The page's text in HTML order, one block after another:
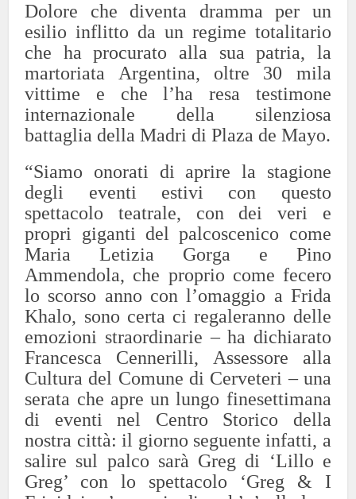
Dolore che diventa dramma per un
esilio inflitto da un regime totalitario
che ha procurato alla sua patria, la
martoriata Argentina, oltre 30 mila
vittime e che l’ha resa testimone
internazionale della silenziosa
battaglia della Madri di Plaza de Mayo.
“Siamo onorati di aprire la stagione
degli eventi estivi con questo
spettacolo teatrale, con dei veri e
propri giganti del palcoscenico come
Maria Letizia Gorga e Pino
Ammendola, che proprio come fecero
lo scorso anno con l’omaggio a Frida
Khalo, sono certa ci regaleranno delle
emozioni straordinarie – ha dichiarato
Francesca Cennerilli, Assessore alla
Cultura del Comune di Cerveteri – una
serata che apre un lungo finesettimana
di eventi nel Centro Storico della
nostra città: il giorno seguente infatti, a
salire sul palco sarà Greg di ‘Lillo e
Greg’ con lo spettacolo ‘Greg & I